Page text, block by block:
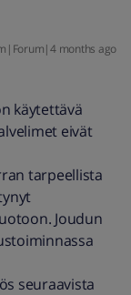
months ago
käytettävä
eivät
tarpeellista
Joudun
seuraavista